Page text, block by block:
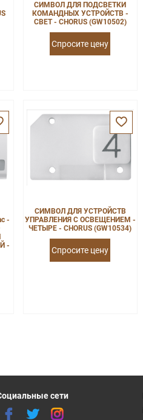
СИМВОЛ ДЛЯ ПОДСВЕТКИ
КОМАНДНЫХ УСТРОЙСТВ -
СВЕТ - CHORUS (GW10502)
Спросите цену
-
-
СИМВОЛ ДЛЯ УСТРОЙСТВ
УПРАВЛЕНИЯ С ОСВЕЩЕНИЕМ -
ЧЕТЫРЕ - CHORUS (GW10534)
Спросите цену
сети